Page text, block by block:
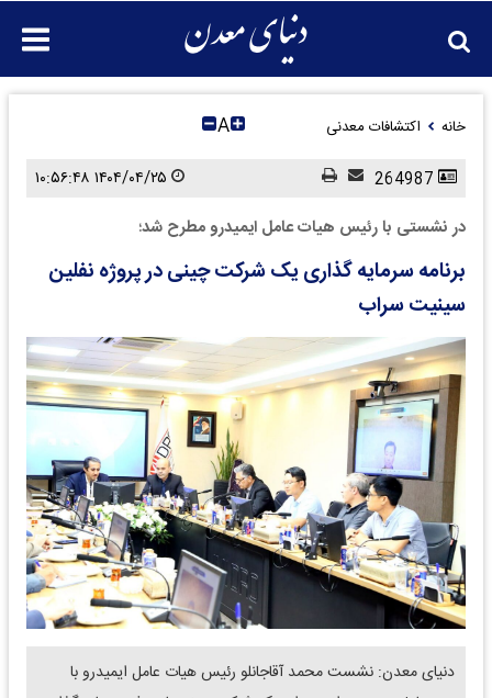
خانه اکتشافات معدنی A
در نشستی با رئیس هیات عامل ایمیدرو مطرح شد؛
برنامه سرمایه گذاری یک شرکت چینی در پروژه نفلین
سینیت سراب
دنیای معدن: نشست محمد آقاجانلو رئیس هیات عامل ایمیدرو با